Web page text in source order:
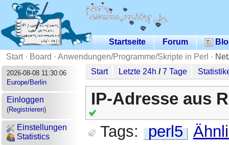
Startseite Forum
Start· Board · Anwendungen/Programme/Skripte in Perl ·
2026-08-08 11:30:06
Europe/Berlin
Einloggen
(Registrieren)
Einstellungen
Statistics
Start Letzte 24h /7 Tage
IP-Adresse aus
Tags: perl5